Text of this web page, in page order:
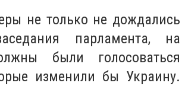
не только не дождались
парламента, на
были голосоваться
изменили бы Украину.